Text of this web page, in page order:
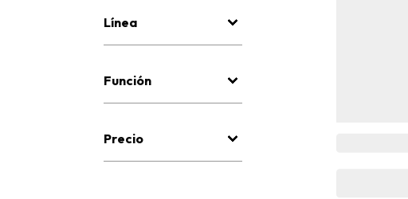
Línea
Función
Precio